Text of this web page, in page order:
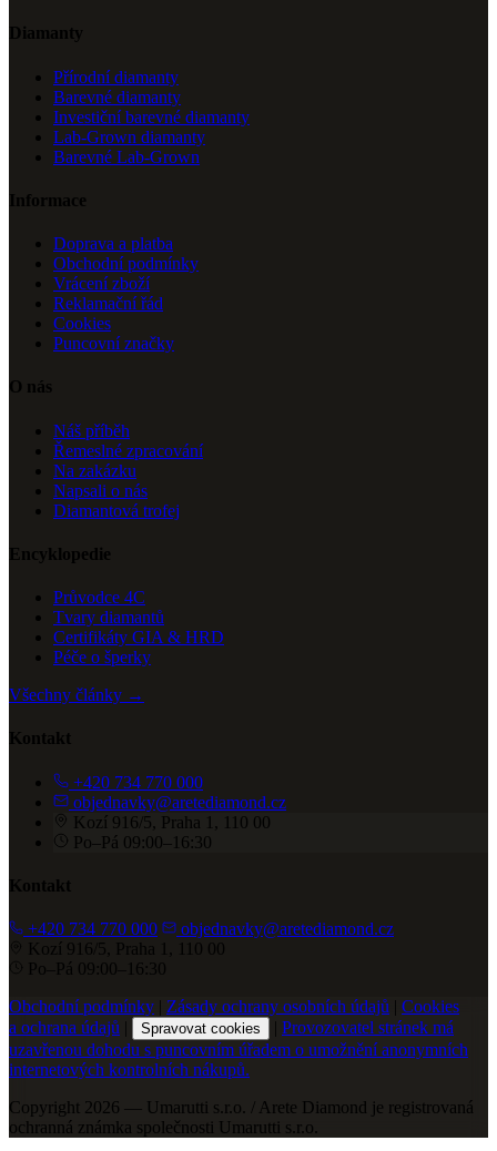
Diamanty
Přírodní diamanty
Barevné diamanty
Investiční barevné diamanty
Lab-Grown diamanty
Barevné Lab-Grown
Informace
Doprava a platba
Obchodní podmínky
Vrácení zboží
Reklamační řád
Cookies
Puncovní značky
O nás
Náš příběh
Řemeslné zpracování
Na zakázku
Napsali o nás
Diamantová trofej
Encyklopedie
Průvodce 4C
Tvary diamantů
Certifikáty GIA & HRD
Péče o šperky
Všechny články →
Kontakt
+420 734 770 000
objednavky@aretediamond.cz
Kozí 916/5, Praha 1, 110 00
Po–Pá 09:00–16:30
Kontakt
+420 734 770 000
objednavky@aretediamond.cz
Kozí 916/5, Praha 1, 110 00
Po–Pá 09:00–16:30
Obchodní podmínky | Zásady ochrany osobních údajů | Cookies
a ochrana údajů | Spravovat cookies | Provozovatel stránek má
uzavřenou dohodu s puncovním úřadem o umožnění anonymních
internetových kontrolních nákupů.
Copyright 2026 — Umarutti s.r.o. / Arete Diamond je registrovaná
ochranná známka společnosti Umarutti s.r.o.